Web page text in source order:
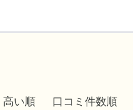
高い順 口コミ件数順